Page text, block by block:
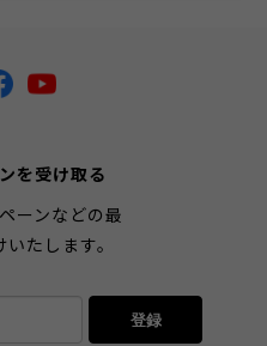
を受け取る
ーンなどの最
たします。
登録